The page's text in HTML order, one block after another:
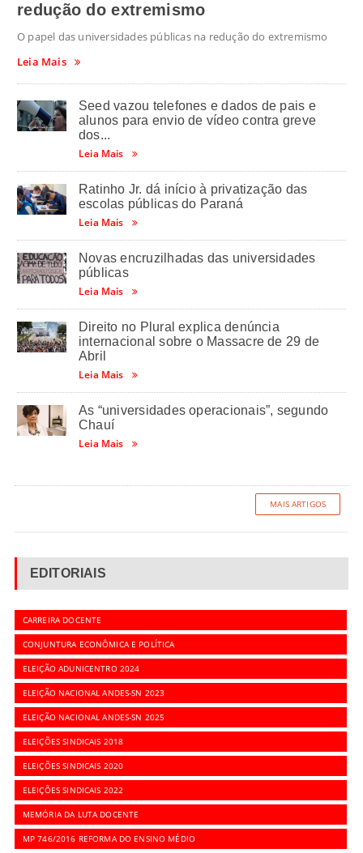
redução do extremismo
O papel das universidades públicas na redução do extremismo
Leia Mais
Seed vazou telefones e dados de pais e
alunos para envio de vídeo contra greve
dos...
Leia Mais
Ratinho Jr. dá início à privatização das
escolas públicas do Paraná
Leia Mais
Novas encruzilhadas das universidades
públicas
Leia Mais
Direito no Plural explica denúncia
internacional sobre o Massacre de 29 de
Abril
Leia Mais
As “universidades operacionais”, segundo
Chauí
Leia Mais
MAIS ARTIGOS
EDITORIAIS
CARREIRA DOCENTE
CONJUNTURA ECONÔMICA E POLÍTICA
ELEIÇÃO ADUNICENTRO 2024
ELEIÇÃO NACIONAL ANDES-SN 2023
ELEIÇÃO NACIONAL ANDES-SN 2025
ELEIÇÕES SINDICAIS 2018
ELEIÇÕES SINDICAIS 2020
ELEIÇÕES SINDICAIS 2022
MEMÓRIA DA LUTA DOCENTE
MP 746/2016 REFORMA DO ENSINO MÉDIO